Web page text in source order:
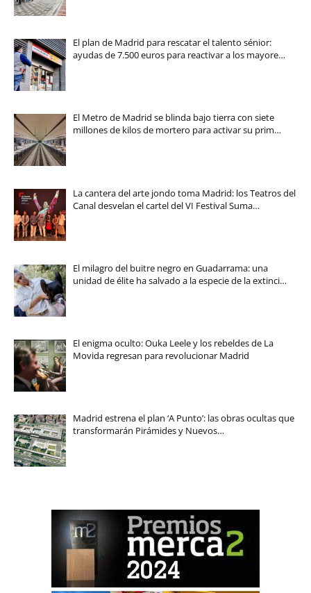
El plan de Madrid para rescatar el talento sénior:
ayudas de 7.500 euros para reactivar a los mayore…
El Metro de Madrid se blinda bajo tierra con siete
millones de kilos de mortero para activar su prim…
La cantera del arte jondo toma Madrid: los Teatros del
Canal desvelan el cartel del VI Festival Suma…
El milagro del buitre negro en Guadarrama: una
unidad de élite ha salvado a la especie de la extinci…
El enigma oculto: Ouka Leele y los rebeldes de La
Movida regresan para revolucionar Madrid
Madrid estrena el plan ‘A Punto’: las obras ocultas que
transformarán Pirámides y Nuevos…